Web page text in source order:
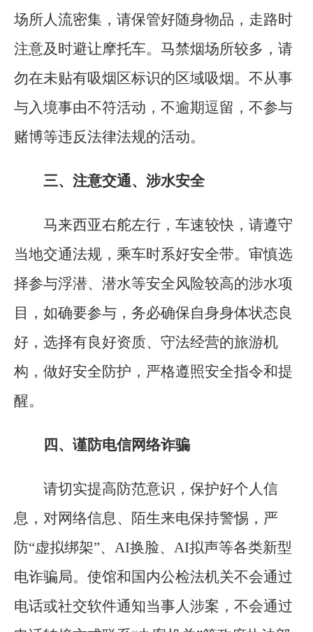
场所人流密集，请保管好随身物品，走路时
注意及时避让摩托车。马禁烟场所较多，请
勿在未贴有吸烟区标识的区域吸烟。不从事
与入境事由不符活动，不逾期逗留，不参与
赌博等违反法律法规的活动。
三、注意交通、涉水安全
马来西亚右舵左行，车速较快，请遵守
当地交通法规，乘车时系好安全带。审慎选
择参与浮潜、潜水等安全风险较高的涉水项
目，如确要参与，务必确保自身身体状态良
好，选择有良好资质、守法经营的旅游机
构，做好安全防护，严格遵照安全指令和提
醒。
四、谨防电信网络诈骗
请切实提高防范意识，保护好个人信
息，对网络信息、陌生来电保持警惕，严
防“虚拟绑架”、AI换脸、AI拟声等各类新型
电诈骗局。使馆和国内公检法机关不会通过
电话或社交软件通知当事人涉案，不会通过